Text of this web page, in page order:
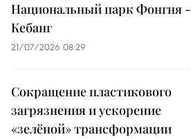
Национальный парк Фонгня -
Кебанг
21/07/2026 08:29
Сокращение пластикового
загрязнения и ускорение
«зелёной» трансформации